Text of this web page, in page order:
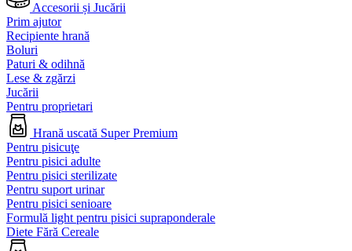
Accesorii și Jucării
Prim ajutor
Recipiente hrană
Boluri
Paturi & odihnă
Lese & zgărzi
Jucării
Pentru proprietari
Hrană uscată Super Premium
Pentru pisicuţe
Pentru pisici adulte
Pentru pisici sterilizate
Pentru suport urinar
Pentru pisici senioare
Formulă light pentru pisici supraponderale
Diete Fără Cereale